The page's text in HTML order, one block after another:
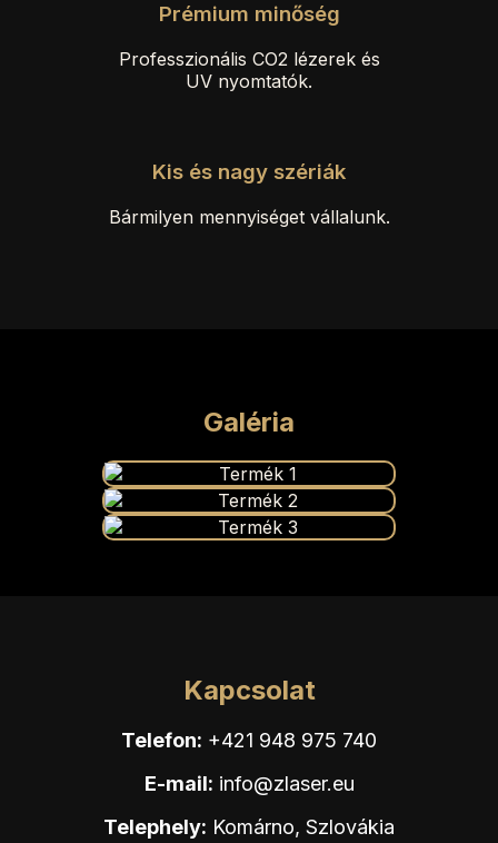
Prémium minőség
Professzionális CO2 lézerek és
UV nyomtatók.
Kis és nagy szériák
Bármilyen mennyiséget vállalunk.
Galéria
Kapcsolat
Telefon: +421 948 975 740
E-mail: info@zlaser.eu
Telephely: Komárno, Szlovákia